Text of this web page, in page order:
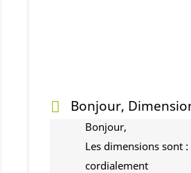
Bonjour,
Bonjour,
Les dimensions sont
cordialement